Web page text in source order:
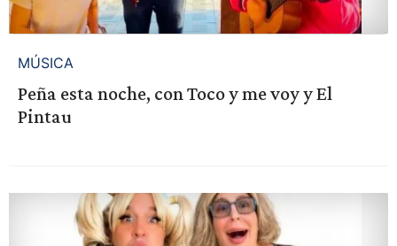
MÚSICA
Peña esta noche, con Toco y me voy y El
Pintau